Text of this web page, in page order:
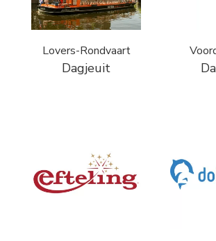
Lovers-Rondvaart
Dagjeuit